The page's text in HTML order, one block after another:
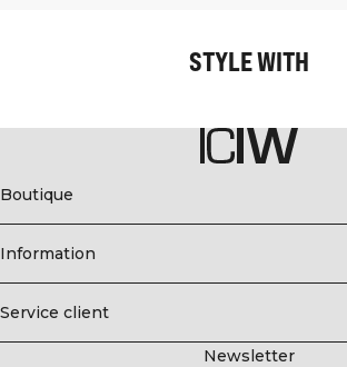
STYLE WITH
Boutique
Information
Service client
Newsletter